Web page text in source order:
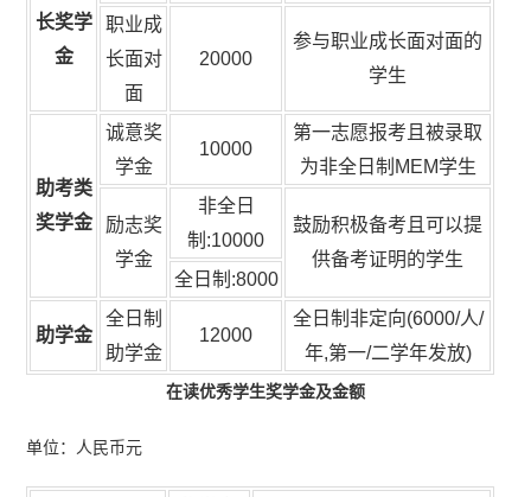
长奖学
金
职业成
长面对
面
20000
参与职业成长面对面的
学生
助考类
奖学金
诚意奖
学金
10000
第一志愿报考且被录取
为非全日制MEM学生
励志奖
学金
非全日
制:10000
鼓励积极备考且可以提
供备考证明的学生
全日制:8000
助学金
全日制
助学金
12000
全日制非定向(6000/人/
年,第一/二学年发放)
在读优秀学生奖学金及金额
单位：人民币元